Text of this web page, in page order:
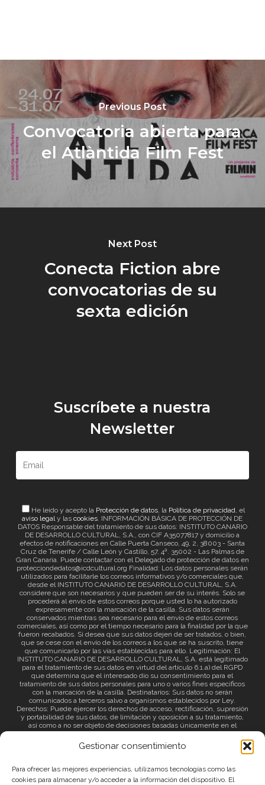
Gestionar consentimiento
Para ofrecer las mejores experiencias, utilizamos tecnologías como las
cookies para almacenar y/o acceder a la información del dispositivo. El
Previous Post
Convocatoria abierta para
el Atlàntida Film Fest
Next Post
Conecta Fiction abre
convocatorias de su
sexta edición
Suscríbete a nuestra
Newsletter
He leído y acepto la Protección de datos, la Política de privacidad, el
aviso legaly lascookies. INFORMACIÓN BÁSICA DE PROTECCIÓN DE
DATOS Responsable del tratamiento de sus datos: INSTITUTO CANARIO
DE DESARROLLO CULTURAL, S.A., con CIF A35077817 y domicilio a
efectos de notificaciones en Calle Puerta Canseco, 49, 2, 38003 - Santa
Cruz de Tenerife / Calle León y Castillo, 57, 4ª. 35002 - Las Palmas de
Gran Canaria. Puede contactar con el Delegado de protección de datos en
protecciondedatos@icdcultural.org Finalidad: Los datos personales serán
utilizados para facilitarle los correos informativos y/o comerciales que,
desde el INSTITUTO CANARIO DE DESARROLLO CULTURAL, S.A.
considere que son necesarios y que pueden ser de su interés. Solo se
procederá al envío de estos correos porque usted lo ha autorizado
expresamente con la marcación de la casilla. Sus datos serán
conservados mientras sea necesario para el envío de estos correos
comerciales, así como por el tiempo necesario para la finalidad por la que
fueron recabados. Si desea que sus datos dejen de ser tratados, o bien,
que se cese con el envío de los correos a los que se ha suscrito, tiene
que comunicarlo por las vías establecidas para ello. Legitimación: El
INSTITUTO CANARIO DE DESARROLLO CULTURAL, S.A. está legitimado
para el tratamiento de sus datos en virtud del artículo 6.1.a) del RGPD
que determina que el interesado dio su consentimiento para el
tratamiento de sus datos personales para uno o varios fines específicos
con la marcación de la casilla. Destinatarios: Sus datos no serán
comunicados a terceros salvo a organismos establecidos por Ley.
Derechos: Puede ejercer los derechos de acceso, rectificación, supresión
y portabilidad de sus datos, de limitación y oposición a su tratamiento,
así como a no ser objeto de decisiones basadas únicamente en el
tratamiento automatizado de sus datos y revocar el consentimiento
prestado. Información adicional: Puede consultar la información adicional
a través del siguienteenlace.